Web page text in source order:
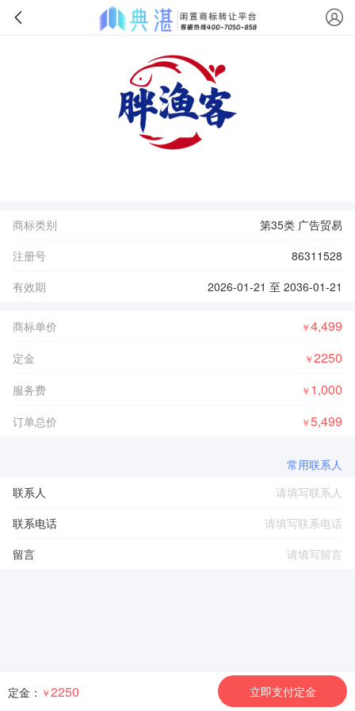
商标类别
第35类 广告贸易
注册号
86311528
有效期
2026-01-21 至 2036-01-21
商标单价 ￥4,499
定金 ￥2250
服务费 ￥ 1,000
订单总价 ￥5,499
常用联系人
联系人
联系电话
留言
定金： ￥2250 立即支付定金